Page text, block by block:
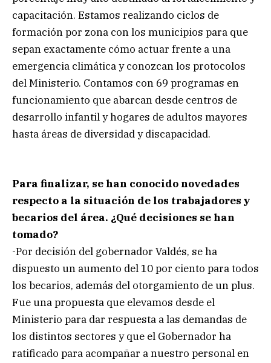
capacitación. Estamos realizando ciclos de
formación por zona con los municipios para que
sepan exactamente cómo actuar frente a una
emergencia climática y conozcan los protocolos
del Ministerio. Contamos con 69 programas en
funcionamiento que abarcan desde centros de
desarrollo infantil y hogares de adultos mayores
hasta áreas de diversidad y discapacidad.
Para finalizar, se han conocido novedades
respecto a la situación de los trabajadores y
becarios del área. ¿Qué decisiones se han
tomado?
-Por decisión del gobernador Valdés, se ha
dispuesto un aumento del 10 por ciento para todos
los becarios, además del otorgamiento de un plus.
Fue una propuesta que elevamos desde el
Ministerio para dar respuesta a las demandas de
los distintos sectores y que el Gobernador ha
ratificado para acompañar a nuestro personal en